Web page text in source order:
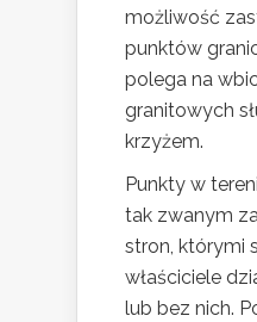
możliwość
punktów
polega na
granitowych
krzyżem.
Punkty w
tak zwanym
stron, którymi
właściciele
lub bez nich.